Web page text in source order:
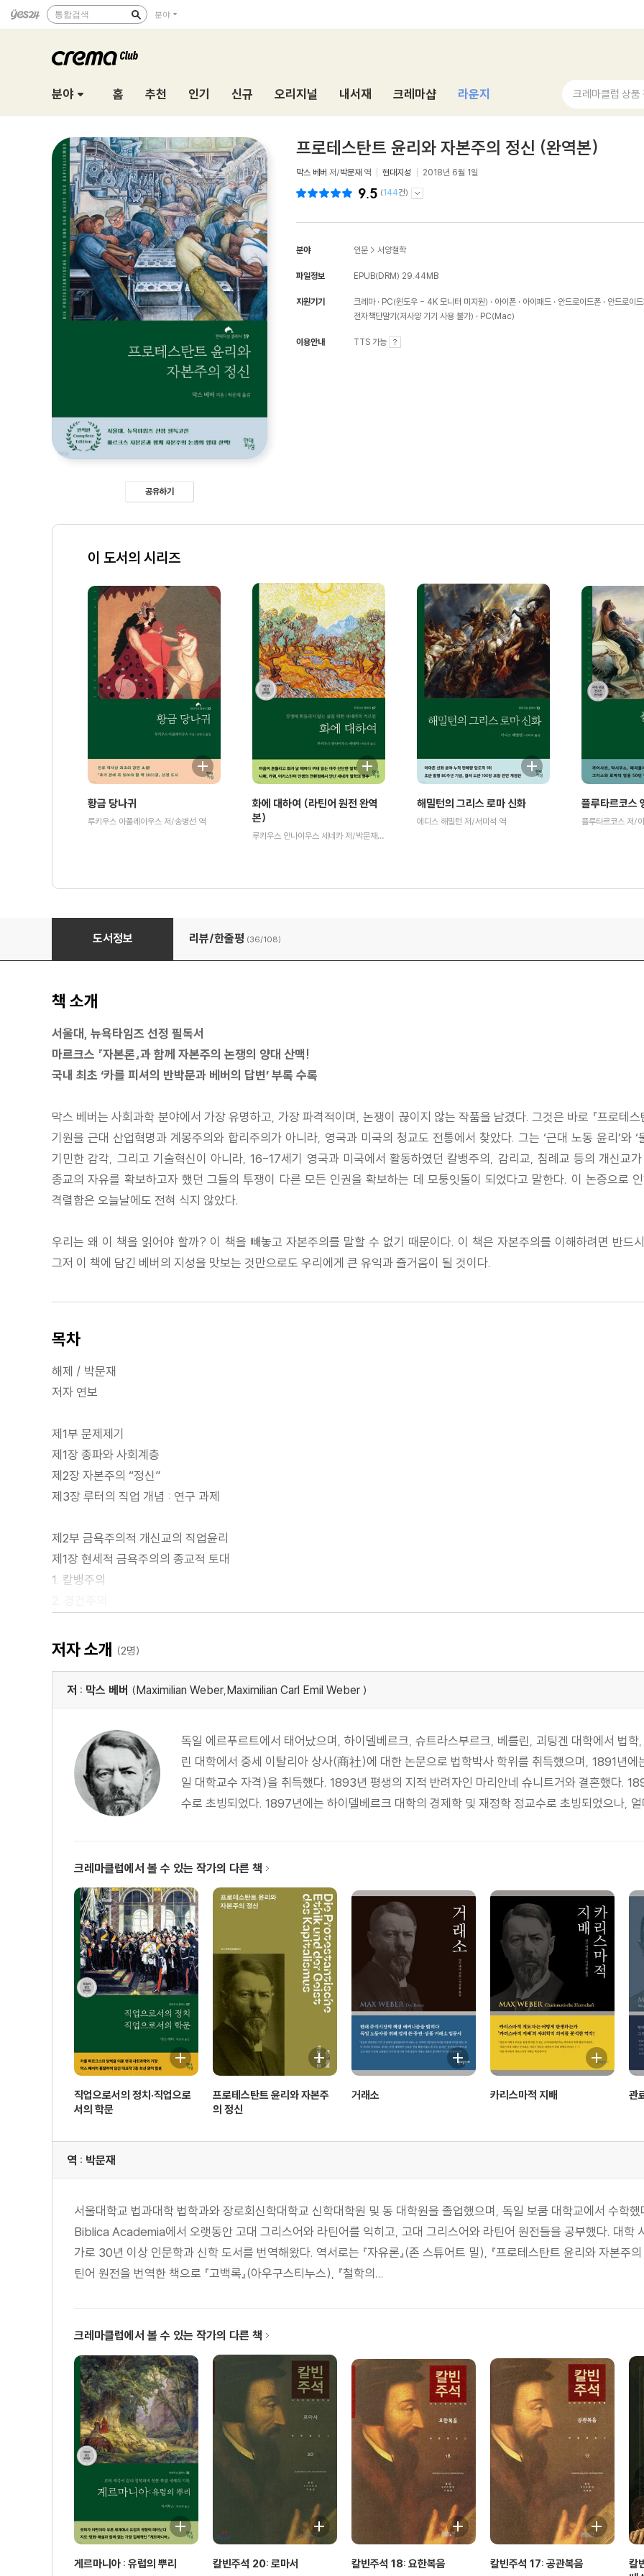
통합검색 분야
분야 홈 추천 인기 신규 오리지널 내서재 크레마샵 라운지 크레마클럽 상품
공유하기
프로테스탄트 윤리와 자본주의 정신 (완역본)
막스 베버 저/박문재 역 현대지성 2018년 6월 1일
9.5 (144건)
분야 인문 > 서양철학
파일정보 EPUB(DRM) 29.44MB
지원기기 크레마 PC(윈도우 - 4K 모니터 미지원) 아이폰 아이패드 안드로이드폰
안드로이
전자책단말기(저사양 기기 사용 불가)
PC(Mac)
이용안내 TTS 가능
이 도서의 시리즈
황금 당나귀
루키우스 아풀레이우스 저/송병선 역
화에 대하여 (라틴어 원전 완역
본)
루키우스 안나이우스 세네카 저/박문재 역
해밀턴의 그리스 로마 신화
에디스 해밀턴 저/서미석 역
플루타르코스
플루타르코스 저/
프로테스탄트 윤리와 자본주의 정신 (완역본)
도서정보 리뷰/한줄평 (36/108)
책 소개
서울대, 뉴욕타임즈 선정 필독서
마르크스 『자본론』과 함께 자본주의 논쟁의 양대 산맥!
국내 최초 ‘카를 피셔의 반박문과 베버의 답변’ 부록 수록
막스 베버는 사회과학 분야에서 가장 유명하고, 가장 파격적이며, 논쟁이 끊이지 않는 작품을 남겼다. 그것은 바로 『프로테
기원을 근대 산업혁명과 계몽주의와 합리주의가 아니라, 영국과 미국의 청교도 전통에서 찾았다. 그는 ‘근대 노동 윤리’와
기민한 감각, 그리고 기술혁신이 아니라, 16-17세기 영국과 미국에서 활동하였던 칼뱅주의, 감리교, 침례교 등의 개신교
종교의 자유를 확보하고자 했던 그들의 투쟁이 다른 모든 인권을 확보하는 데 모퉁잇돌이 되었다고 말한다. 이 논증으로
격렬함은 오늘날에도 전혀 식지 않았다.
우리는 왜 이 책을 읽어야 할까? 이 책을 빼놓고 자본주의를 말할 수 없기 때문이다. 이 책은 자본주의를 이해하려면 반드
그저 이 책에 담긴 베버의 지성을 맛보는 것만으로도 우리에게 큰 유익과 즐거움이 될 것이다.
목차
해제 / 박문재
저자 연보
제1부 문제제기
제1장 종파와 사회계층
제2장 자본주의 “정신”
제3장 루터의 직업 개념 : 연구 과제
제2부 금욕주의적 개신교의 직업윤리
제1장 현세적 금욕주의의 종교적 토대
1. 칼뱅주의
4. 재세례파 운동에서 생겨난 분파들
카를 피셔의 비판에 대한 막스 베버의 제2차 반박
저자 소개 (2명)
저 : 막스 베버 (Maximilian Weber,Maximilian Carl Emil Weber )
독일 에르푸르트에서 태어났으며, 하이델베르크, 슈트라스부르크, 베를린, 괴팅겐 대학에서 법
린 대학에서 중세 이탈리아 상사(商社)에 대한 논문으로 법학박사 학위를 취득했으며, 1891년에
일 대학교수 자격)을 취득했다. 1893년 평생의 지적 반려자인 마리안네 슈니트거와 결혼했다.
수로 초빙되었다. 1897년에는 하이델베르크 대학의 경제학 및 재정학 정교수로 초빙되었으나,
크레마클럽에서 볼 수 있는 작가의 다른 책
직업으로서의 정치·직업으로
서의 학문
프로테스탄트 윤리와 자본주
의 정신
거래소 카리스마적 지배 관
역 : 박문재
서울대학교 법과대학 법학과와 장로회신학대학교 신학대학원 및 동 대학원을 졸업했으며, 독일 보쿰 대학교에서 수학
Biblica Academia에서 오랫동안 고대 그리스어와 라틴어를 익히고, 고대 그리스어와 라틴어 원전들을 공부했다. 대학
가로 30년 이상 인문학과 신학 도서를 번역해왔다. 역서로는 『자유론』(존 스튜어트 밀), 『프로테스탄트 윤리와 자본주
틴어 원전을 번역한 책으로 『고백록』(아우구스티누스), 『철학의...
크레마클럽에서 볼 수 있는 작가의 다른 책
게르마니아 : 유럽의 뿌리 칼빈주석 20: 로마서 칼빈주석 18: 요한복음 칼빈주석 17: 공관복음
칼